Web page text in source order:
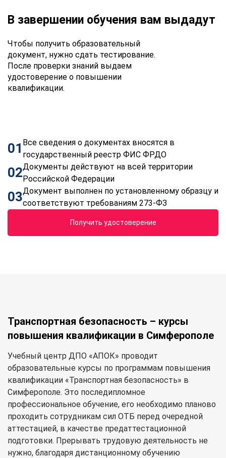
В завершении обучения вам выдадут
Чтобы получить образовательный
документ, нужно сдать тестирование.
После проверки знаний выдаем
удостоверение о повышении
квалификации.
01 Все сведения о документах вносятся в
государственный реестр ФИС ФРДО
02Документы действуют на всей территории
Российской Федерации
03Документ выполнен по установленному образцу и
соответствуют требованиям 273-ФЗ
Получить удостоверение
Транспортная безопасность – курсы
повышения квалификации в Симферополе
Учебный центр ДПО «АПОК» проводит
образовательные курсы по программам повышения
квалификации «Транспортная безопасность» в
Симферополе. Это последипломное
профессиональное обучение, его необходимо планово
проходить сотрудникам сил ОТБ перед очередной
аттестацией, в качестве предаттестационной
подготовки. Прерывать трудовую деятельность не
нужно, благодаря дистанционному обучению